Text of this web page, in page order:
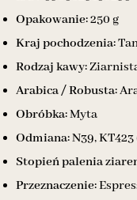
Opakowanie:250 g
Kraj pochodzenia:
Rodzaj kawy:
Arabica / Robusta:
Obróbka:Myta
Odmiana:N39,
Stopień palenia
Przeznaczenie: